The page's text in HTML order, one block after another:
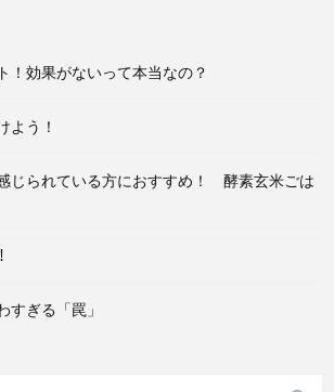
！効果がないって本当なの？
よう！
じられている方におすすめ！ 酵素玄米ごは
すぎる「罠」